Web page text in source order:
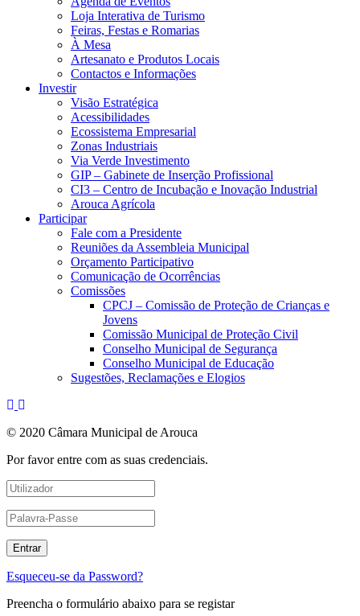
Loja Interativa de Turismo
Feiras, Festas e Romarias
À Mesa
Artesanato e Produtos Locais
Contactos e Informações
Investir
Visão Estratégica
Acessibilidades
Ecossistema Empresarial
Zonas Industriais
Via Verde Investimento
GIP – Gabinete de Inserção Profissional
CI3 – Centro de Incubação e Inovação Industrial
Arouca Agrícola
Participar
Fale com a Presidente
Reuniões da Assembleia Municipal
Orçamento Participativo
Comunicação de Ocorrências
Comissões
CPCJ – Comissão de Proteção de Crianças e
Jovens
Comissão Municipal de Proteção Civil
Conselho Municipal de Segurança
Conselho Municipal de Educação
Sugestões, Reclamações e Elogios
© 2020 Câmara Municipal de Arouca
Por favor entre com as suas credenciais.
Esqueceu-se da Password?
Preencha o formulário abaixo para se registar